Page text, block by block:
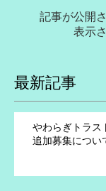
記事が公開
表示
最新記事
やわらぎトラス
追加募集につい